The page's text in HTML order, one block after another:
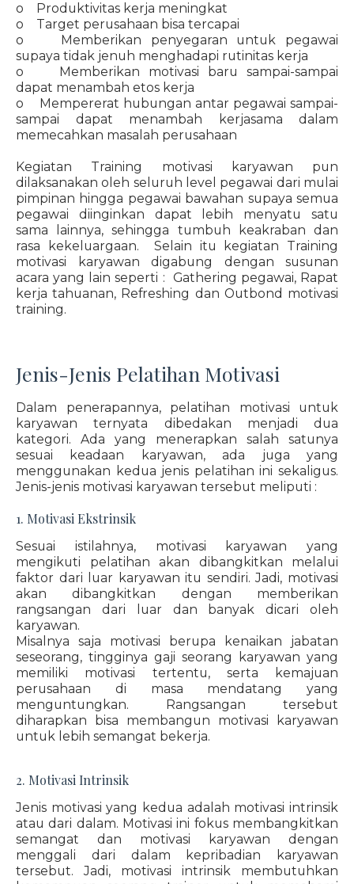
o Produktivitas kerja meningkat
o Target perusahaan bisa tercapai
o Memberikan penyegaran untuk pegawai
supaya tidak jenuh menghadapi rutinitas kerja
o Memberikan motivasi baru sampai-sampai
dapat menambah etos kerja
o Mempererat hubungan antar pegawai sampai-
sampai dapat menambah kerjasama dalam
memecahkan masalah perusahaan
Kegiatan Training motivasi karyawan pun
dilaksanakan oleh seluruh level pegawai dari mulai
pimpinan hingga pegawai bawahan supaya semua
pegawai diinginkan dapat lebih menyatu satu
sama lainnya, sehingga tumbuh keakraban dan
rasa kekeluargaan. Selain itu kegiatan Training
motivasi karyawan digabung dengan susunan
acara yang lain seperti : Gathering pegawai, Rapat
kerja tahuanan, Refreshing dan Outbond motivasi
training.
Jenis-Jenis Pelatihan Motivasi
Dalam penerapannya, pelatihan motivasi untuk
karyawan ternyata dibedakan menjadi dua
kategori. Ada yang menerapkan salah satunya
sesuai keadaan karyawan, ada juga yang
menggunakan kedua jenis pelatihan ini sekaligus.
Jenis-jenis motivasi karyawan tersebut meliputi :
1. Motivasi Ekstrinsik
Sesuai istilahnya, motivasi karyawan yang
mengikuti pelatihan akan dibangkitkan melalui
faktor dari luar karyawan itu sendiri. Jadi, motivasi
akan dibangkitkan dengan memberikan
rangsangan dari luar dan banyak dicari oleh
karyawan.
Misalnya saja motivasi berupa kenaikan jabatan
seseorang, tingginya gaji seorang karyawan yang
memiliki motivasi tertentu, serta kemajuan
perusahaan di masa mendatang yang
menguntungkan. Rangsangan tersebut
diharapkan bisa membangun motivasi karyawan
untuk lebih semangat bekerja.
2. Motivasi Intrinsik
Jenis motivasi yang kedua adalah motivasi intrinsik
atau dari dalam. Motivasi ini fokus membangkitkan
semangat dan motivasi karyawan dengan
menggali dari dalam kepribadian karyawan
tersebut. Jadi, motivasi intrinsik membutuhkan